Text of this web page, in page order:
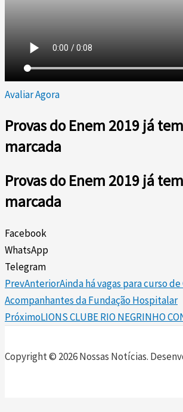
Avaliar Agora
Provas do Enem 2019 já
marcada
Provas do Enem 2019 já
marcada
Facebook
WhatsApp
Telegram
PrevAnteriorAinda há vagas para curso
Acompanhantes da Fundação Hospitalar
PróximoLIONS CLUBE RIO NEGRINHO
Copyright © 2026 Nossas Notícias.